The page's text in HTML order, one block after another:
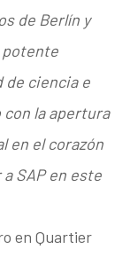
de Berlín y
potente
de ciencia e
la apertura
en el corazón
SAP en este
en Quartier